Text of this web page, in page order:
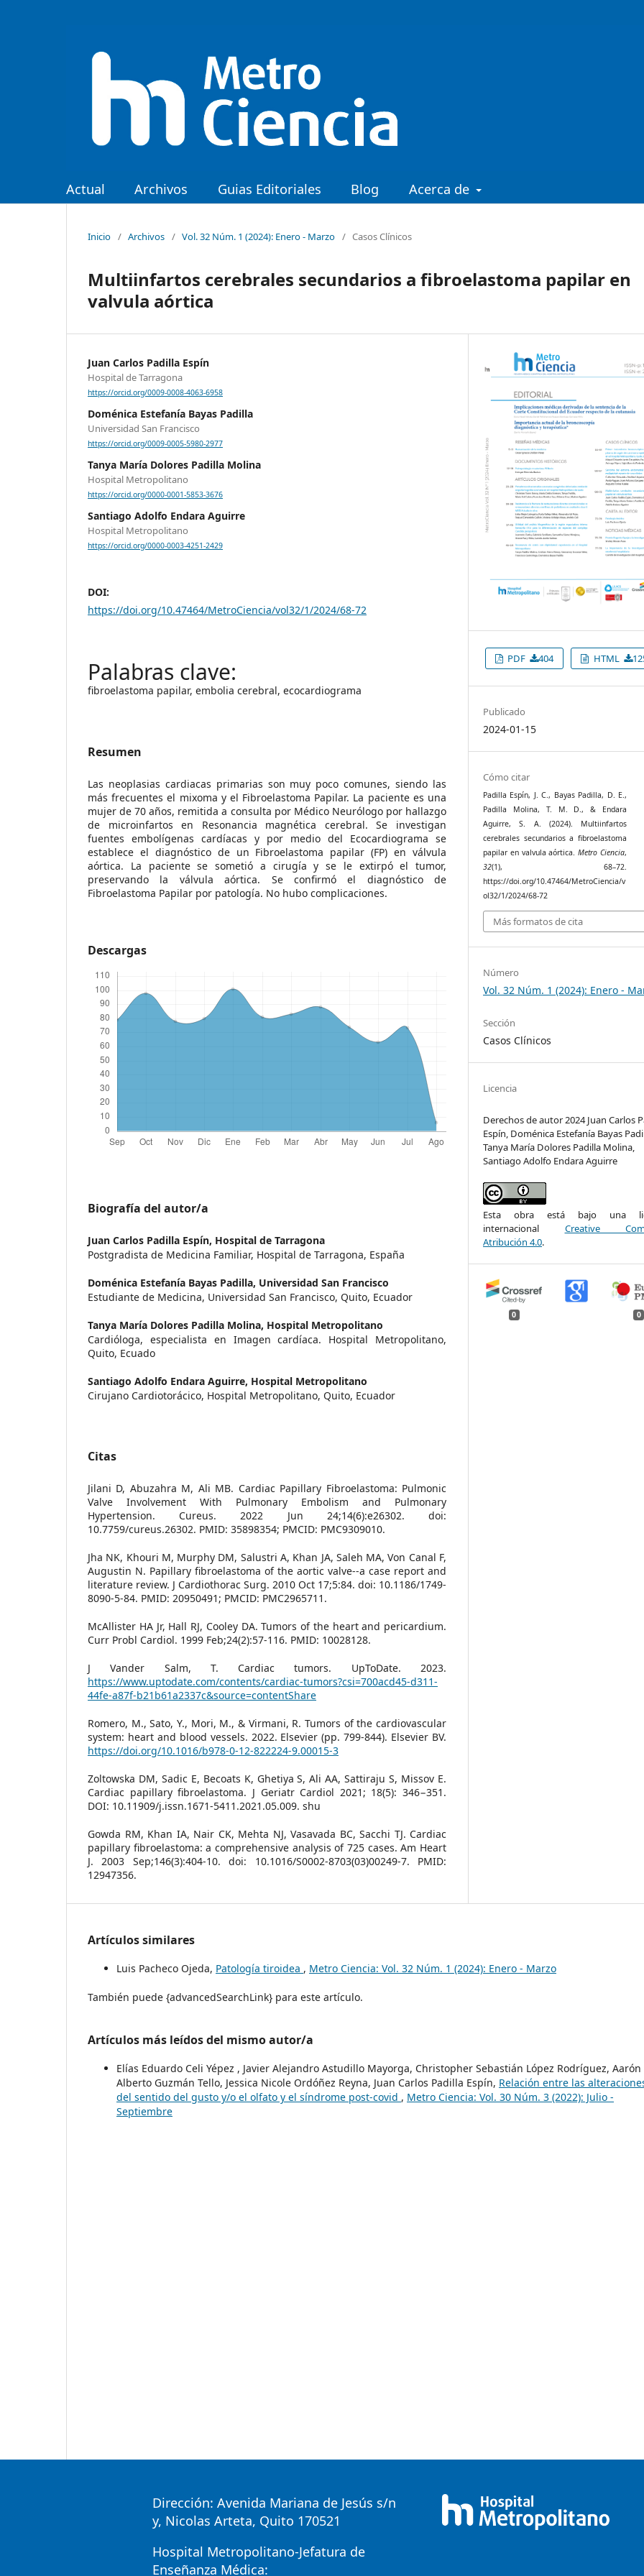
Actual Archivos Guias Editoriales Blog Acerca de
Inicio / Archivos / Vol. 32 Núm. 1 (2024): Enero - Marzo / Casos Clínicos
Multiinfartos cerebrales secundarios a fibroelastoma papilar en
valvula aórtica
Juan Carlos Padilla Espín
Hospital de Tarragona
https://orcid.org/0009-0008-4063-6958
Doménica Estefanía Bayas Padilla
Universidad San Francisco
https://orcid.org/0009-0005-5980-2977
Tanya María Dolores Padilla Molina
Hospital Metropolitano
https://orcid.org/0000-0001-5853-3676
Santiago Adolfo Endara Aguirre
Hospital Metropolitano
https://orcid.org/0000-0003-4251-2429
DOI:
https://doi.org/10.47464/MetroCiencia/vol32/1/2024/68-72
fibroelastoma papilar, embolia cerebral, ecocardiograma
Resumen
Las neoplasias cardiacas primarias son muy poco comunes, siendo las
más frecuentes el mixoma y el Fibroelastoma Papilar. La paciente es una
mujer de 70 años, remitida a consulta por Médico Neurólogo por hallazgo
de microinfartos en Resonancia magnética cerebral. Se investigan
fuentes embolígenas cardíacas y por medio del Ecocardiograma se
establece el diagnóstico de un Fibroelastoma papilar (FP) en válvula
aórtica. La paciente se sometió a cirugía y se le extirpó el tumor,
preservando la válvula aórtica. Se confirmó el diagnóstico de
Fibroelastoma Papilar por patología. No hubo complicaciones.
Descargas
Biografía del autor/a
Juan Carlos Padilla Espín, Hospital de Tarragona
Postgradista de Medicina Familiar, Hospital de Tarragona, España
Doménica Estefanía Bayas Padilla, Universidad San Francisco
Estudiante de Medicina, Universidad San Francisco, Quito, Ecuador
Tanya María Dolores Padilla Molina, Hospital Metropolitano
Cardióloga, especialista en Imagen cardíaca. Hospital Metropolitano,
Quito, Ecuado
Santiago Adolfo Endara Aguirre, Hospital Metropolitano
Cirujano Cardiotorácico, Hospital Metropolitano, Quito, Ecuador
Citas
Jilani D, Abuzahra M, Ali MB. Cardiac Papillary Fibroelastoma: Pulmonic
Valve Involvement With Pulmonary Embolism and Pulmonary
Hypertension. Cureus. 2022 Jun 24;14(6):e26302. doi:
10.7759/cureus.26302. PMID: 35898354; PMCID: PMC9309010.
Jha NK, Khouri M, Murphy DM, Salustri A, Khan JA, Saleh MA, Von Canal F,
Augustin N. Papillary fibroelastoma of the aortic valve--a case report and
literature review. J Cardiothorac Surg. 2010 Oct 17;5:84. doi: 10.1186/1749-
8090-5-84. PMID: 20950491; PMCID: PMC2965711.
McAllister HA Jr, Hall RJ, Cooley DA. Tumors of the heart and pericardium.
Curr Probl Cardiol. 1999 Feb;24(2):57-116. PMID: 10028128.
J Vander Salm, T. Cardiac tumors. UpToDate. 2023.
https://www.uptodate.com/contents/cardiac-tumors?csi=700acd45-d311-
44fe-a87f-b21b61a2337c&source=contentShare
Romero, M., Sato, Y., Mori, M., & Virmani, R. Tumors of the cardiovascular
system: heart and blood vessels. 2022. Elsevier (pp. 799-844). Elsevier BV.
https://doi.org/10.1016/b978-0-12-822224-9.00015-3
Zoltowska DM, Sadic E, Becoats K, Ghetiya S, Ali AA, Sattiraju S, Missov E.
Cardiac papillary fibroelastoma. J Geriatr Cardiol 2021; 18(5): 346−351.
DOI: 10.11909/j.issn.1671-5411.2021.05.009. shu
Gowda RM, Khan IA, Nair CK, Mehta NJ, Vasavada BC, Sacchi TJ. Cardiac
papillary fibroelastoma: a comprehensive analysis of 725 cases. Am Heart
J. 2003 Sep;146(3):404-10. doi: 10.1016/S0002-8703(03)00249-7. PMID:
12947356.
PDF 404 HTML
Publicado
2024-01-15
Cómo citar
Padilla Espín, J. C., Bayas Padilla, D. E.,
Padilla Molina, T. M. D., & Endara
Aguirre, S. A. (2024). Multiinfartos
cerebrales secundarios a fibroelastoma
papilar en valvula aórtica.Metro Ciencia,
32(1), 68–72.
https://doi.org/10.47464/MetroCiencia/v
ol32/1/2024/68-72
Más formatos de cita
Número
Vol. 32 Núm. 1 (2024): Enero -
Sección
Casos Clínicos
Licencia
Derechos de autor 2024 Juan Carlos
Espín, Doménica Estefanía Bayas
Tanya María Dolores Padilla Molina,
Santiago Adolfo Endara Aguirre
Esta obra está bajo una
internacional Creative
Atribución 4.0.
0 0
Artículos similares
Luis Pacheco Ojeda, Patología tiroidea , Metro Ciencia: Vol. 32 Núm. 1 (2024): Enero - Marzo
También puede {advancedSearchLink} para este artículo.
Artículos más leídos del mismo autor/a
Elías Eduardo Celi Yépez , Javier Alejandro Astudillo Mayorga, Christopher Sebastián López Rodríguez, Aarón
Alberto Guzmán Tello, Jessica Nicole Ordóñez Reyna, Juan Carlos Padilla Espín, Relación entre las
del sentido del gusto y/o el olfato y el síndrome post-covid , Metro Ciencia: Vol. 30 Núm. 3 (2022): Julio -
Septiembre
Dirección: Avenida Mariana de Jesús s/n
y, Nicolas Arteta, Quito 170521
Hospital Metropolitano-Jefatura de
Enseñanza Médica: